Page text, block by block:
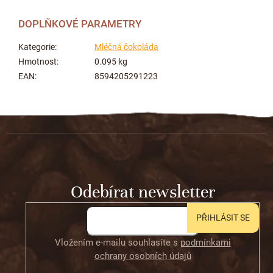
DOPLŇKOVÉ PARAMETRY
Kategorie:
Mléčná čokoláda
Hmotnost:
0.095 kg
EAN: 8594205291223
Z
Odebírat newsletter
Vložením e-mailu souhlasíte s podmínkami
ochrany osobních údajů
PŘIHLÁSIT SE